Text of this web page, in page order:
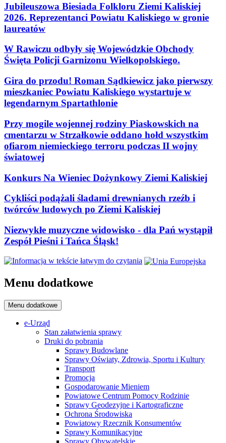
Jubileuszowa Biesiada Folkloru Ziemi Kaliskiej
2026. Reprezentanci Powiatu Kaliskiego w gronie
laureatów
W Rawiczu odbyły się Wojewódzkie Obchody
Święta Policji Garnizonu Wielkopolskiego.
Gira do przodu! Roman Sądkiewicz jako pierwszy
mieszkaniec Powiatu Kaliskiego wystartuje w
legendarnym Spartathlonie
Przy mogile wojennej rodziny Piaskowskich na
cmentarzu w Strzałkowie oddano hołd wszystkim
ofiarom niemieckiego terroru podczas II wojny
światowej
Konkurs Na Wieniec Dożynkowy Ziemi Kaliskiej
Cykliści podążali śladami drewnianych rzeźb i
twórców ludowych po Ziemi Kaliskiej
Niezwykłe muzyczne widowisko - dla Pań wystąpił
Zespół Pieśni i Tańca Śląsk!
Menu dodatkowe
Menu dodatkowe
e-Urząd
Stan załatwienia sprawy
Druki do pobrania
Sprawy Budowlane
Sprawy Oświaty, Zdrowia, Sportu i Kultury
Transport
Promocja
Gospodarowanie Mieniem
Powiatowe Centrum Pomocy Rodzinie
Sprawy Geodezyjne i Kartograficzne
Ochrona Środowiska
Powiatowy Rzecznik Konsumentów
Sprawy Komunikacyjne
Sprawy Obywatelskie